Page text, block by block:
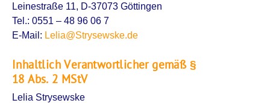
Leinestraße 11, D-37073 Göttingen
Tel.: 0551 – 48 96 06 7
E-Mail: Lelia@Strysewske.de
Inhaltlich Verantwortlicher gemäß §
18 Abs. 2 MStV
Lelia Strysewske